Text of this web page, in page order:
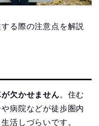
る際の注意点を解説
が欠かせません。住む
病院などが徒歩圏内
活しづらいです。